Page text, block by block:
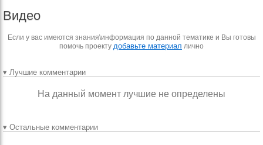
Видео
Если у вас имеются знания\информация по данной тематике и Вы готовы
помочь проекту добавьте материал лично
▾ Лучшие комментарии
На данный момент лучшие не определены
▾ Остальные комментарии